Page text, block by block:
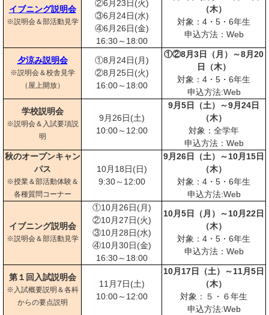
イブニング説明会
※説明会＆部活動見学
②6月23日(火)
③6月24日(水)
④6月26日(金)
16:30～18:00
（木）
対象：4・5・6年生
申込方法：Web
夕涼み説明会
※説明会＆校舎見学
（屋上開放）
①8月24日(月)
②8月25日(火)
16:00～18:00
①②8月3日（月）～8月20
日（木）
対象：4・5・6年生
申込方法:Web
学校説明会
※説明会＆入試要項説
明
9月26日(土)
10:00～12:00
9月5日（土）～9月24日
（木）
対象：全学年
申込方法：Web
秋のオープンキャン
パス
※授業＆部活動体験＆
各種質問コーナー
10月18日(日)
9:30～12:00
9月26日（土）～10月15日
（木）
対象：4・5・6年生
申込方法:Web
イブニング説明会
※説明会＆部活動見学
①10月26日(月)
②10月27日(火)
③10月28日(水)
④10月30日(金)
16:30～18:00
10月5日（月）～10月22日
（木）
対象：4・5・6年生
申込方法：Web
第１回入試説明会
※入試概要説明＆各科
からの要点説明
11月7日(土)
10:00～12:00
10月17日（土）～11月5日
（木）
対象：５・６年生
申込方法:Web